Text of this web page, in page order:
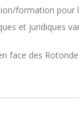
formation pour
et juridiques
face des